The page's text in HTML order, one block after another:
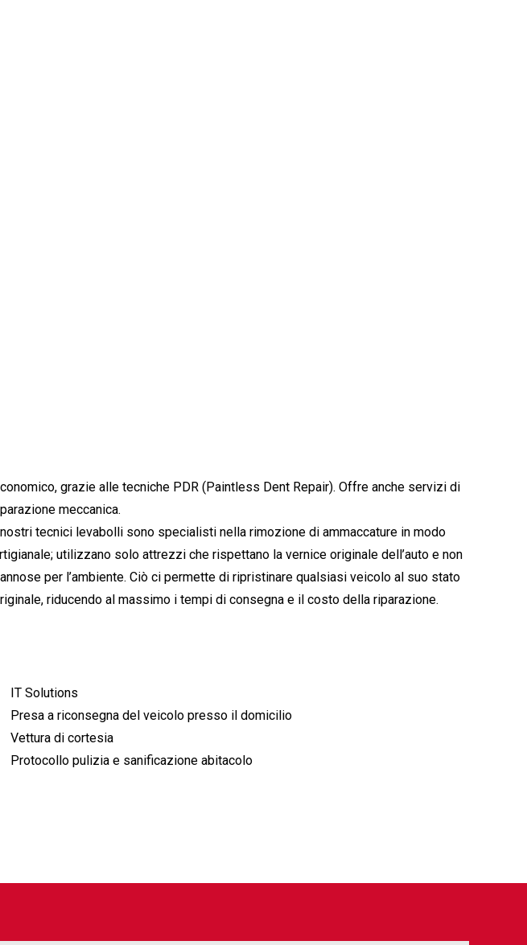
grazie alle tecniche PDR (Paintless Dent Repair). Offre anche servizi di
meccanica.
tecnici levabolli sono specialisti nella rimozione di ammaccature in modo
utilizzano solo attrezzi che rispettano la vernice originale dell’auto e non
per l’ambiente. Ciò ci permette di ripristinare qualsiasi veicolo al suo stato
riducendo al massimo i tempi di consegna e il costo della riparazione.
IT Solutions
Presa a riconsegna del veicolo presso il domicilio
Vettura di cortesia
Protocollo pulizia e sanificazione abitacolo